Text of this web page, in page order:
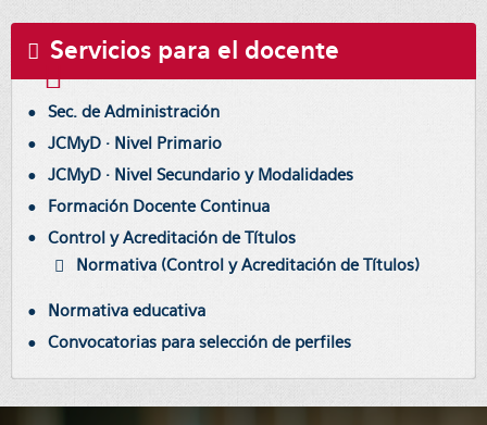
Servicios para el docente
Sec. de Administración
JCMyD · Nivel Primario
JCMyD · Nivel Secundario y Modalidades
Formación Docente Continua
Control y Acreditación de Títulos
Normativa (Control y Acreditación de Títulos)
Normativa educativa
Convocatorias para selección de perfiles